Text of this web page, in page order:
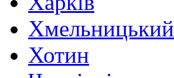
Хмельницький
Хотин